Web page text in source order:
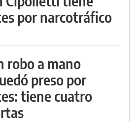
por narcotráfico
robo a mano
preso por
tiene cuatro